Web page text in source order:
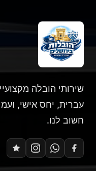
שירותי הובלה
עברית, יחס אישי,
חשוב לנו.